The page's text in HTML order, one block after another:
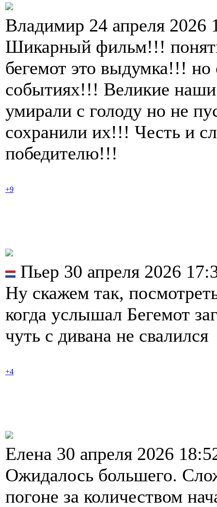
Владимир 24 апреля 2026
Шикарный фильм!!!
бегемот это выдумка!!! но
событиях!!! Великие
умирали с голоду но не
сохранили их!!! Честь и
победителю!!!
+9
Пьер 30 апреля 2026
Ну скажем так,
когда услышал Бегемот
чуть с дивана не свалился
+4
Елена 30 апреля 2026
Ожидалось большего.
погоне за количеством